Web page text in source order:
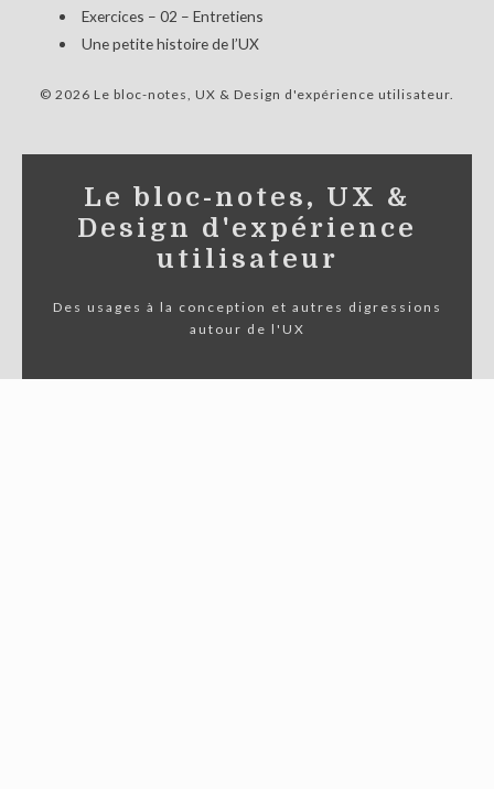
Exercices – 02 – Entretiens
Une petite histoire de l’UX
© 2026 Le bloc-notes, UX & Design d'expérience utilisateur
Le bloc-notes, UX &
Design d'expérience
utilisateur
Des usages à la conception et autres digressions
autour de l'UX